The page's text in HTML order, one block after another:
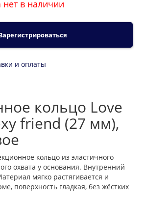
в наличии
и оплаты
кольцо Love
friend (27 мм),
кольцо из эластичного
охвата у основания. Внутренний
мягко растягивается и
поверхность гладкая, без жёстких